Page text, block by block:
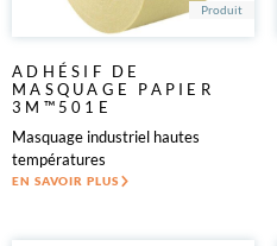
Produit
ADHÉSIF DE
MASQUAGE PAPIER
3M™501E
Masquage industriel hautes
températures
EN SAVOIR PLUS